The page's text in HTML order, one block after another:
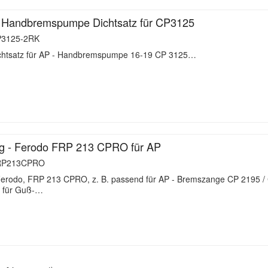
Dichtsatz für CP3125
2RK
für AP - Handbremspumpe 16-19 CP 3125…
- Ferodo FRP 213 CPRO für AP
FRP 213 CPRO, z. B. passend für AP - Bremszange CP 2195 /
für Guß-…